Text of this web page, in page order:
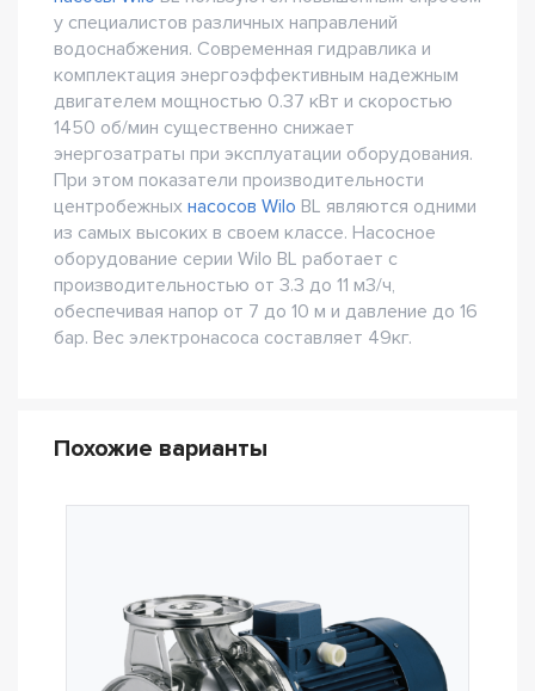
у специалистов различных направлений
водоснабжения. Современная гидравлика и
комплектация энергоэффективным надежным
двигателем мощностью 0.37 кВт и скоростью
1450 об/мин существенно снижает
энергозатраты при эксплуатации оборудования.
При этом показатели производительности
центробежных насосов Wilo BL являются одними
из самых высоких в своем классе. Насосное
оборудование серии Wilo BL работает с
производительностью от 3.3 до 11 м3/ч,
обеспечивая напор от 7 до 10 м и давление до 16
бар. Вес электронасоса составляет 49кг.
Похожие варианты